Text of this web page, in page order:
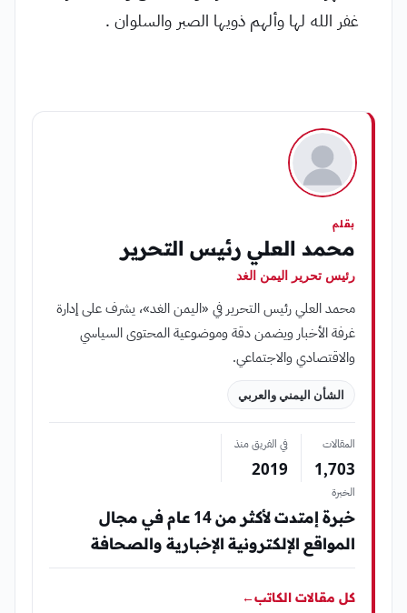
غفر الله لها وألهم ذويها الصبر والسلوان .
بقلم
محمد العلي رئيس التحرير
رئيس تحرير اليمن الغد
محمد العلي رئيس التحرير في «اليمن الغد»، يشرف على إدارة
غرفة الأخبار ويضمن دقة وموضوعية المحتوى السياسي
والاقتصادي والاجتماعي.
الشأن اليمني والعربي
المقالات
1٬703
في الفريق منذ
2019
الخبرة
خبرة إمتدت لأكثر من 14 عام في مجال
المواقع الإلكترونية الإخبارية والصحافة
كل مقالات الكاتب←